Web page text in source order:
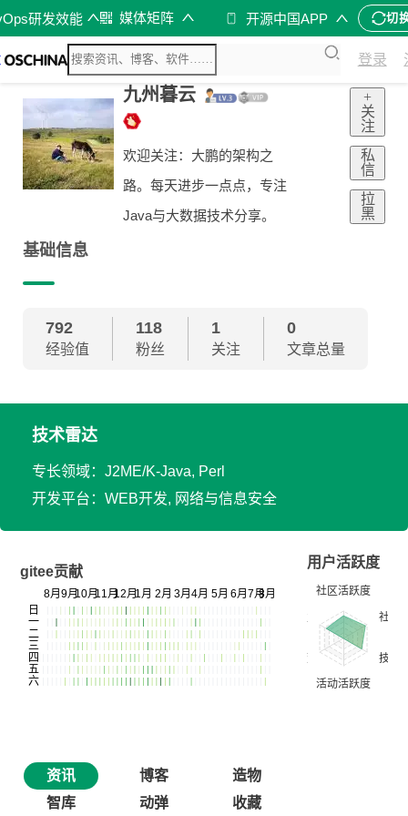
研发效能 媒体矩阵 开源中国APP 切
登录
九州暮云
欢迎关注：大鹏的架构之
路。每天进步一点点，专注
Java与大数据技术分享。
+
关
注
私
信
拉
黑
基础信息
792
经验值
118
粉丝
1
关注
0
文章总量
技术雷达
专长领域：J2ME/K-Java, Perl
开发平台：WEB开发, 网络与信息安全
gitee贡献
用户活跃度
资讯 博客
造物
智库
动弹 收藏